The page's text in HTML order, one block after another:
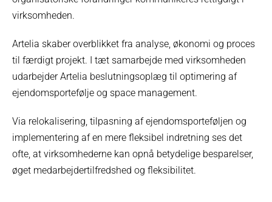
virksomheden.
Artelia skaber overblikket fra analyse, økonomi og proces
til færdigt projekt. I tæt samarbejde med virksomheden
udarbejder Artelia beslutningsoplæg til optimering af
ejendomsportefølje og space management.
Via relokalisering, tilpasning af ejendomsporteføljen og
implementering af en mere fleksibel indretning ses det
ofte, at virksomhederne kan opnå betydelige besparelser,
øget medarbejdertilfredshed og fleksibilitet.